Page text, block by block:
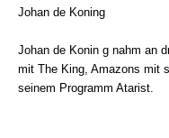
Johan de Koning
Johan de Konin g nahm an
mit The King, Amazons mit
seinem Programm Atarist.